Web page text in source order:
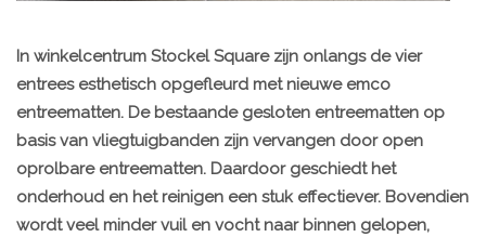
In winkelcentrum Stockel Square zijn onlangs de vier
entrees esthetisch opgefleurd met nieuwe emco
entreematten. De bestaande gesloten entreematten op
basis van vliegtuigbanden zijn vervangen door open
oprolbare entreematten. Daardoor geschiedt het
onderhoud en het reinigen een stuk effectiever. Bovendien
wordt veel minder vuil en vocht naar binnen gelopen,